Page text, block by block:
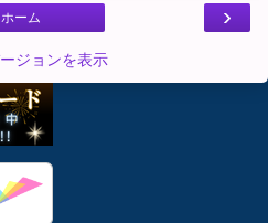
›
ホーム
ジョンを表示